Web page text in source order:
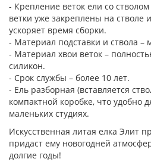
- Крепление веток ели со
ветки уже закреплены на стволе
ускоряет время сборки.
- Материал подставки и ствола –
- Материал хвои веток –
силикон.
- Срок службы – более 10 лет.
- Ель разборная (вставляется
компактной коробке, что удобно
маленьких студиях.
Искусственная литая елка Элит
придаст ему новогодней
долгие годы!